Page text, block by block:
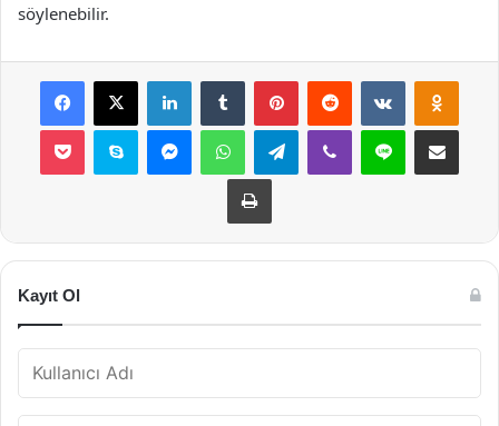
söylenebilir.
Facebook
X LinkedInTumblr PinterestReddit VKontakte
Pocket Skype MessengerWhatsAppTelegramViber Line E-Posta ile
Yazdır
Kayıt Ol